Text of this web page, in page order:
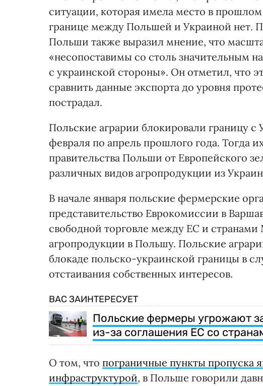
ситуации, которая имела место в
границе между Польшей и Украиной нет.
Польши также выразил мнение, что
«несопоставимы со столь значительным
с украинской стороны». Он отметил, что
сравнить данные экспорта до уровня
пострадал.
Польские аграрии блокировали границу с
февраля по апрель прошлого года. Тогда
правительства Польши от Европейского
различных видов агропродукции из
В начале января польские фермерские
представительство Еврокомиссии в
свободной торговле между ЕС и
агропродукции в Польшу. Польские
блокаде польско-украинской границы в
отстаивания собственных интересов.
ВАС ЗАИНТЕРЕСУЕТ
Польские фермеры угрожают
из-за соглашения ЕС со
О том, что пограничные пункты пропуска
инфраструктурой, в Польше говорили